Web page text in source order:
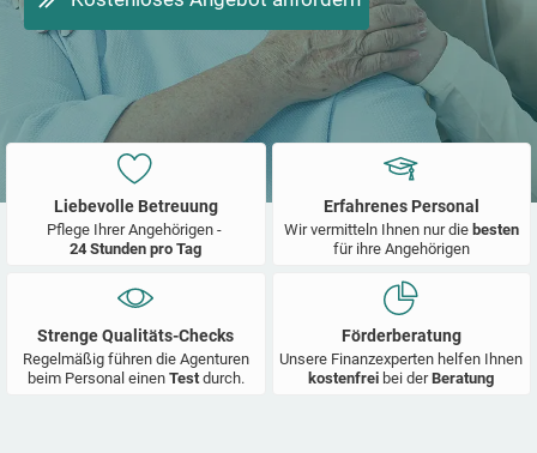
Liebevolle Betreuung
Pflege Ihrer Angehörigen -
24 Stunden pro Tag
Erfahrenes Personal
Wir vermitteln Ihnen nur die besten
für ihre Angehörigen
Strenge Qualitäts-Checks
Regelmäßig führen die Agenturen
beim Personal einen Test durch.
Förderberatung
Unsere Finanzexperten helfen Ihnen
kostenfrei bei derBeratung